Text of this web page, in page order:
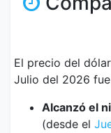
El precio del
Julio del 2026
Alcanzó el
(desde el